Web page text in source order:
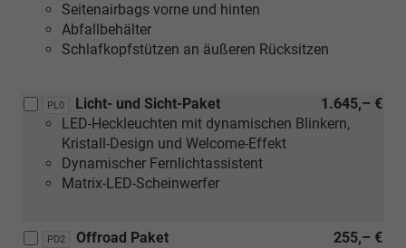
Seitenairbags vorne und hinten
Abfallbehälter
Schlafkopfstützen an äußeren Rücksitzen
PL0 1.645,– €
Licht- und Sicht-Paket
LED-Heckleuchten mit dynamischen Blinkern,
Kristall-Design und Welcome-Effekt
Dynamischer Fernlichtassistent
Matrix-LED-Scheinwerfer
PD2 255,– €
Offroad Paket